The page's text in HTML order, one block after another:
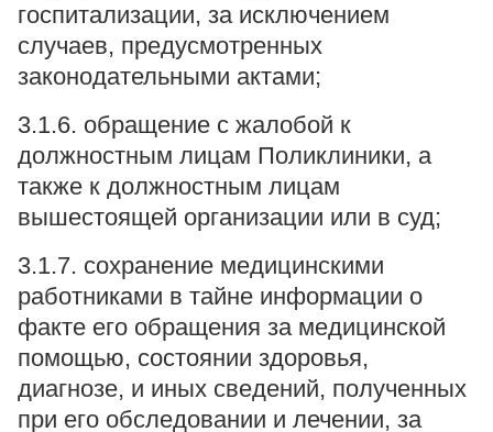
госпитализации, за исключением
случаев, предусмотренных
законодательными актами;
3.1.6. обращение с жалобой к
должностным лицам Поликлиники, а
также к должностным лицам
вышестоящей организации или в суд;
3.1.7. сохранение медицинскими
работниками в тайне информации о
факте его обращения за медицинской
помощью, состоянии здоровья,
диагнозе, и иных сведений, полученных
при его обследовании и лечении, за